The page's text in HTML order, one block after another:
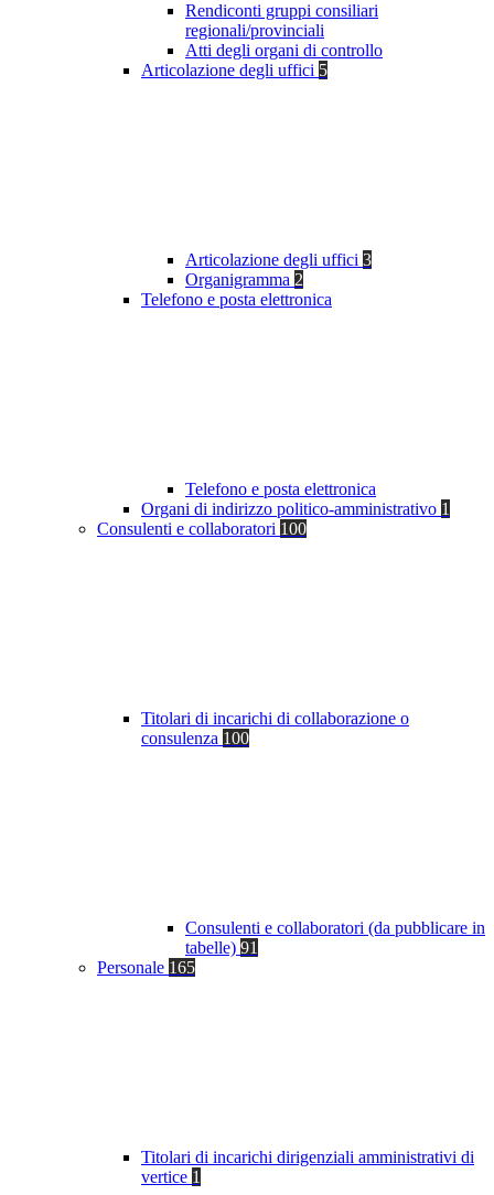
Rendiconti gruppi consiliari
regionali/provinciali
Atti degli organi di controllo
Articolazione degli uffici 5
Articolazione degli uffici 3
Organigramma 2
Telefono e posta elettronica
Telefono e posta elettronica
Organi di indirizzo politico-amministrativo 1
Consulenti e collaboratori 100
Titolari di incarichi di collaborazione o
consulenza 100
Consulenti e collaboratori (da pubblicare in
tabelle) 91
Personale 165
Titolari di incarichi dirigenziali amministrativi di
vertice 1